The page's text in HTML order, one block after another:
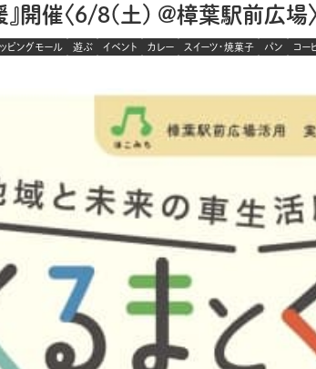
開催〈6/8(土) @樟葉駅前広場〉
ピングモール 遊ぶ イベント カレー スイーツ・焼菓子 パン コー